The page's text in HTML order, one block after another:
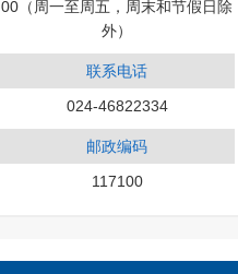
00（周一至周五，周末和节假日除
外）
联系电话
024-46822334
邮政编码
117100